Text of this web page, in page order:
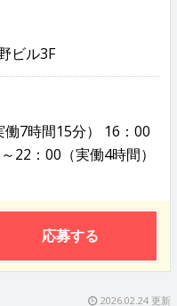
ビル3F
7時間15分） 16：00
22：00（実働4時間）
応募する
2026.02.24 更新